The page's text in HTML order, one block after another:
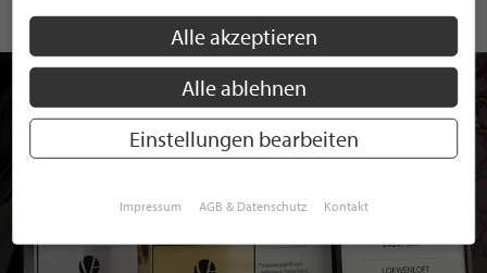
Alle akzeptieren
Alle ablehnen
Einstellungen bearbeiten
Impressum AGB & Datenschutz Kontakt